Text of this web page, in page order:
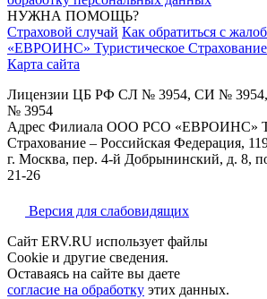
НУЖНА ПОМОЩЬ?
Страховой случай Как обратиться с
«ЕВРОИНС» Туристическое Страхование
Карта сайта
Лицензии ЦБ РФ СЛ № 3954, СИ №
№ 3954
Адрес Филиала ООО РСО «ЕВРОИНС»
Страхование – Российская Федерация,
г. Москва, пер. 4-й Добрынинский, д. 8,
21-26
Версия для слабовидящих
Сайт ERV.RU использует файлы
Cookie и другие сведения.
Оставаясь на сайте вы даете
согласие на обработку этих данных.